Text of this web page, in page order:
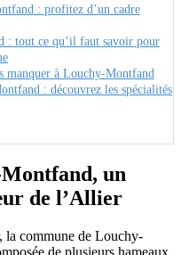
: profitez d’un cadre
: tout ce qu’il faut savoir pour
manquer à Louchy-Montfand
: découvrez les spécialités
un
de l’Allier
la commune de Louchy-
de plusieurs hameaux,